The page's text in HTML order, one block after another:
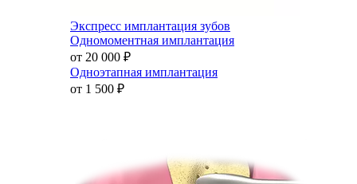
Экспресс имплантация зубов
Одномоментная имплантация
от 20 000 ₽
Одноэтапная имплантация
от 1 500 ₽